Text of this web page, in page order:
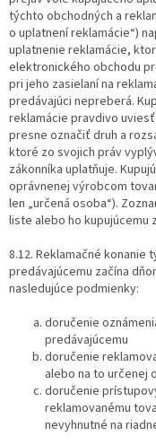
týchto obchodných a
o uplatnení reklamácie“)
uplatnenie reklamácie,
elektronického obchodu
pri jeho zasielaní na
predávajúci nepreberá.
reklamácie pravdivo
presne označiť druh a
ktoré zo svojich práv
zákonníka uplatňuje.
oprávnenej výrobcom
len „určená osoba“).
liste alebo ho kupujúcemu
8.12. Reklamačné
predávajúcemu začína
nasledujúce podmienky:
doručenie
predávajúcemu
doručenie
alebo na to určenej
doručenie
reklamovanému
nevyhnutné na